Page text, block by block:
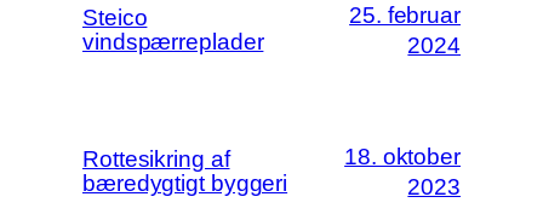
Steico
vindspærreplader
25. februar
2024
Rottesikring af
bæredygtigt byggeri
18. oktober
2023